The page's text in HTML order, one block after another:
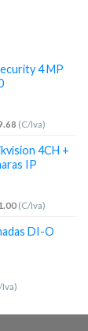
4 MP
(C/Iva)
4CH +
IP
(C/Iva)
DI-O
Iva)